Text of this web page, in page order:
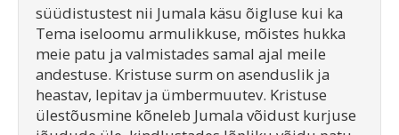
süüdistustest nii Jumala käsu õigluse kui ka
Tema iseloomu armulikkuse, mõistes hukka
meie patu ja valmistades samal ajal meile
andestuse. Kristuse surm on asenduslik ja
heastav, lepitav ja ümbermuutev. Kristuse
ülestõusmine kõneleb Jumala võidust kurjuse